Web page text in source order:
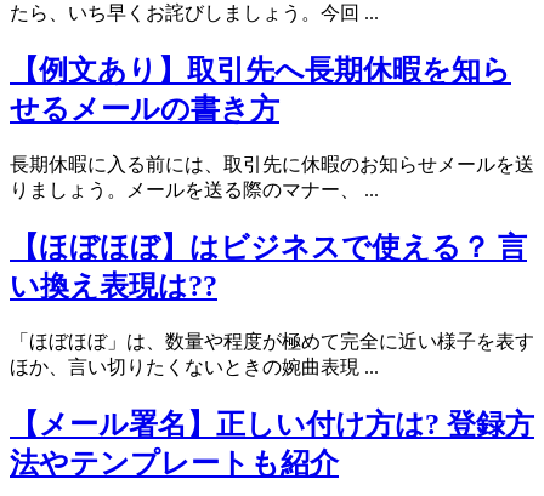
たら、いち早くお詫びしましょう。今回 ...
【例文あり】取引先へ長期休暇を知ら
せるメールの書き方
長期休暇に入る前には、取引先に休暇のお知らせメールを送
りましょう。メールを送る際のマナー、 ...
【ほぼほぼ】はビジネスで使える？ 言
い換え表現は??
「ほぼほぼ」は、数量や程度が極めて完全に近い様子を表す
ほか、言い切りたくないときの婉曲表現 ...
【メール署名】正しい付け方は? 登録方
法やテンプレートも紹介